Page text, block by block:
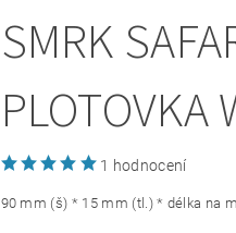
SMRK
PLOTOVKA
1 hodnocení
90 mm (š) * 15 mm (tl.) * délka na